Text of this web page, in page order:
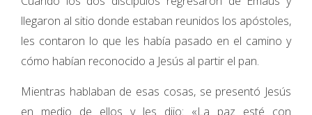
llegaron al sitio donde estaban reunidos los apóstoles,
les contaron lo que les había pasado en el camino y
cómo habían reconocido a Jesús al partir el pan.
Mientras hablaban de esas cosas, se presentó Jesús
en medio de ellos y les dijo: «La paz esté con